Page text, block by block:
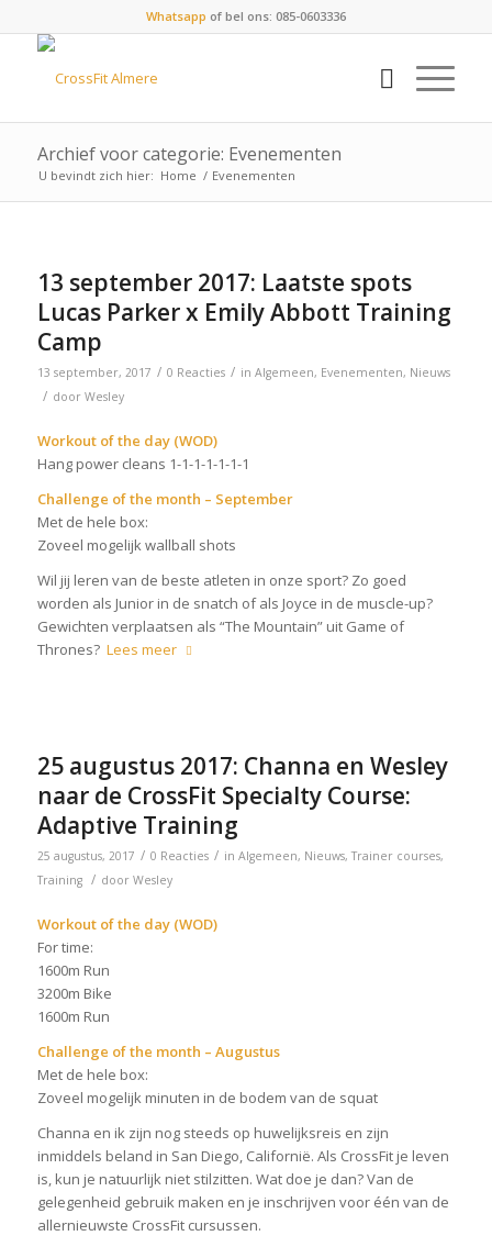
Whatsapp of bel ons: 085-0603336
Archief voor categorie: Evenementen
U bevindt zich hier: Home / Evenementen
13 september 2017: Laatste spots
Lucas Parker x Emily Abbott Training
Camp
13 september, 2017 / 0 Reacties / in Algemeen, Evenementen, Nieuws
/ door Wesley
Workout of the day (WOD)
Hang power cleans 1-1-1-1-1-1-1
Challenge of the month – September
Met de hele box:
Zoveel mogelijk wallball shots
Wil jij leren van de beste atleten in onze sport? Zo goed
worden als Junior in de snatch of als Joyce in de muscle-up?
Gewichten verplaatsen als “The Mountain” uit Game of
Thrones? Lees meer
25 augustus 2017: Channa en Wesley
naar de CrossFit Specialty Course:
Adaptive Training
25 augustus, 2017 / 0 Reacties / in Algemeen, Nieuws,Trainer courses,
Training
/ door Wesley
Workout of the day (WOD)
For time:
1600m Run
3200m Bike
1600m Run
Challenge of the month – Augustus
Met de hele box:
Zoveel mogelijk minuten in de bodem van de squat
Channa en ik zijn nog steeds op huwelijksreis en zijn
inmiddels beland in San Diego, Californië. Als CrossFit je leven
is, kun je natuurlijk niet stilzitten. Wat doe je dan? Van de
gelegenheid gebruik maken en je inschrijven voor één van de
allernieuwste CrossFit cursussen.